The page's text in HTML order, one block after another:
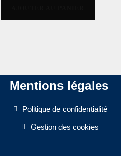
Mentions légales
Politique de confidentialité
Gestion des cookies